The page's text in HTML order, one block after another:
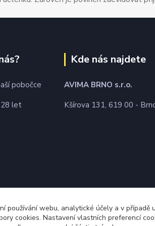
pobočce
28 let
Kde nás najdete
AVIMA BRNO s.r.o.
Kšírova 131, 619 00 -
používání webu, analytické účely a v případě
cookies. Nastavení vlastních preferencí